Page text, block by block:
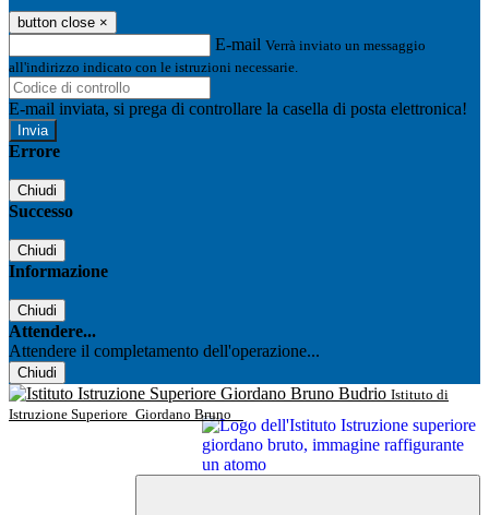
button close ×
E-mail Verrà inviato un messaggio
all'indirizzo indicato con le istruzioni necessarie.
E-mail inviata, si prega di controllare la casella di posta elettronica!
Errore
Chiudi
Successo
Chiudi
Informazione
Chiudi
Attendere...
Attendere il completamento dell'operazione...
Chiudi
Istituto di
Istruzione Superiore Giordano Bruno